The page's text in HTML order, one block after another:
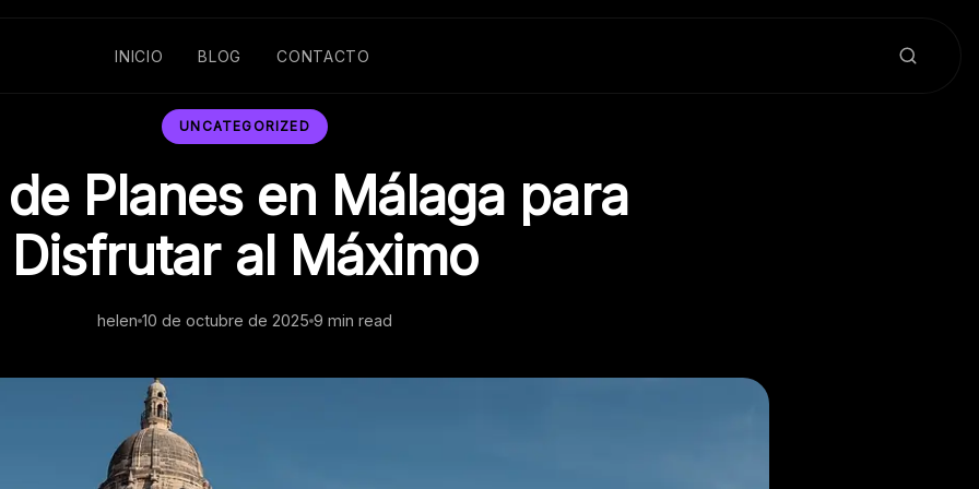
INICIO BLOG CONTACTO
UNCATEGORIZED
Planes en Málaga para
Disfrutar al Máximo
helen 10 de octubre de 2025 9 min read